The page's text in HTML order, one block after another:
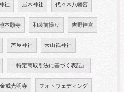
社 居木神社 代々木八幡宮
本願寺 和装前撮り 吉野神宮
芦屋神社 大山祇神社
「特定商取引法に基づく表記」
金戒光明寺 フォトウェディング